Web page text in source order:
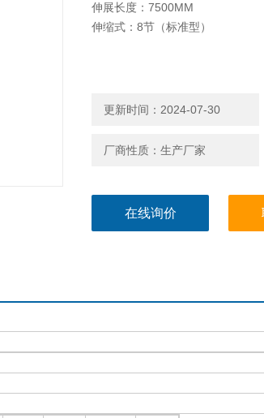
伸展长度：7500MM
伸缩式：8节（标准型）
更新时间：2024-07-30
厂商性质：生产厂家
在线询价